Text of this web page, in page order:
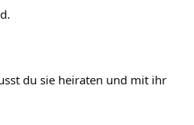
du sie heiraten und mit ihr